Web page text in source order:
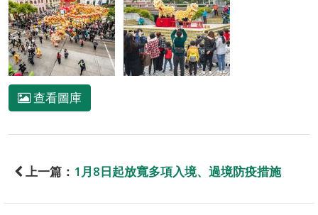
查看圖庫
上一篇： 1月8日起放寬多項入境、過境防疫措施